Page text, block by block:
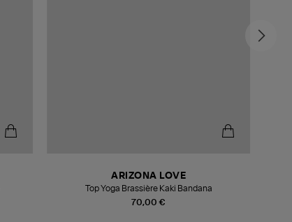
70,00 €
ARIZONA LOVE
Top Yoga Brassière Kaki Bandana